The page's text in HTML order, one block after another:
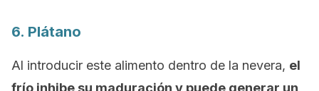
6. Plátano
Al introducir este alimento dentro de la nevera, el
frío inhibe su maduración y puede generar un